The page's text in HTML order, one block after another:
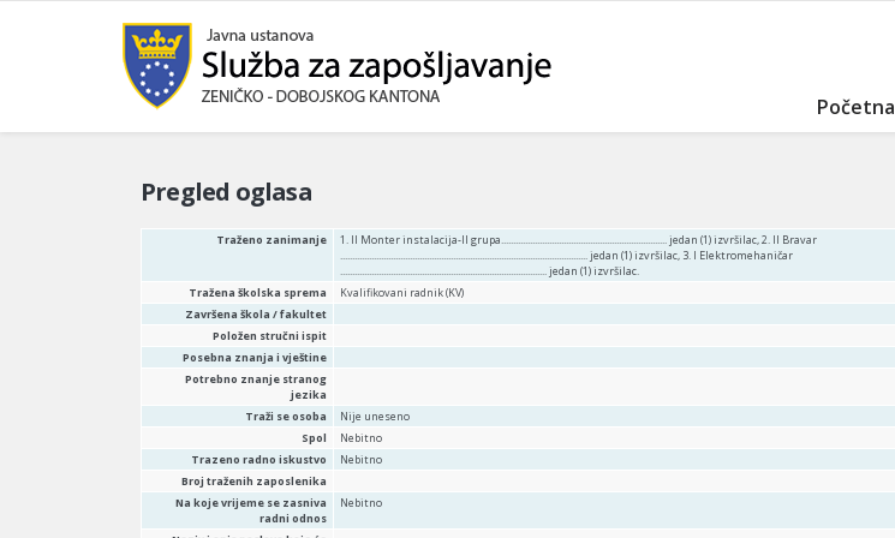
Početna
Pregled oglasa
Traženo zanimanje
1. II Monter instalacija-II grupa..................................................................... jedan (1) izvršilac, 2. II Bravar
....................................................................................................... jedan (1) izvršilac, 3. I Elektromehaničar
...................................................................................... jedan (1) izvršilac.
Tražena školska sprema
Kvalifikovani radnik (KV)
Završena škola / fakultet
Položen stručni ispit
Posebna znanja i vještine
Potrebno znanje stranog
jezika
Traži se osoba
Nije uneseno
Spol
Nebitno
Trazeno radno iskustvo
Nebitno
Broj traženih zaposlenika
Na koje vrijeme se zasniva
radni odnos
Nebitno